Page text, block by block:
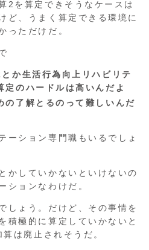
2を算定できそうなケースは
ど、うまく算定できる環境に
っただけだ。
か生活行為向上リハビリテ
定のハードルは高いんだよ
の了解とるのって難しいんだ
ーション専門職もいるでしょ
かしていかないといけないの
ションなわけだ。
しょう。だけど、その事情を
積極的に算定していかないと
は廃止されそうだ。